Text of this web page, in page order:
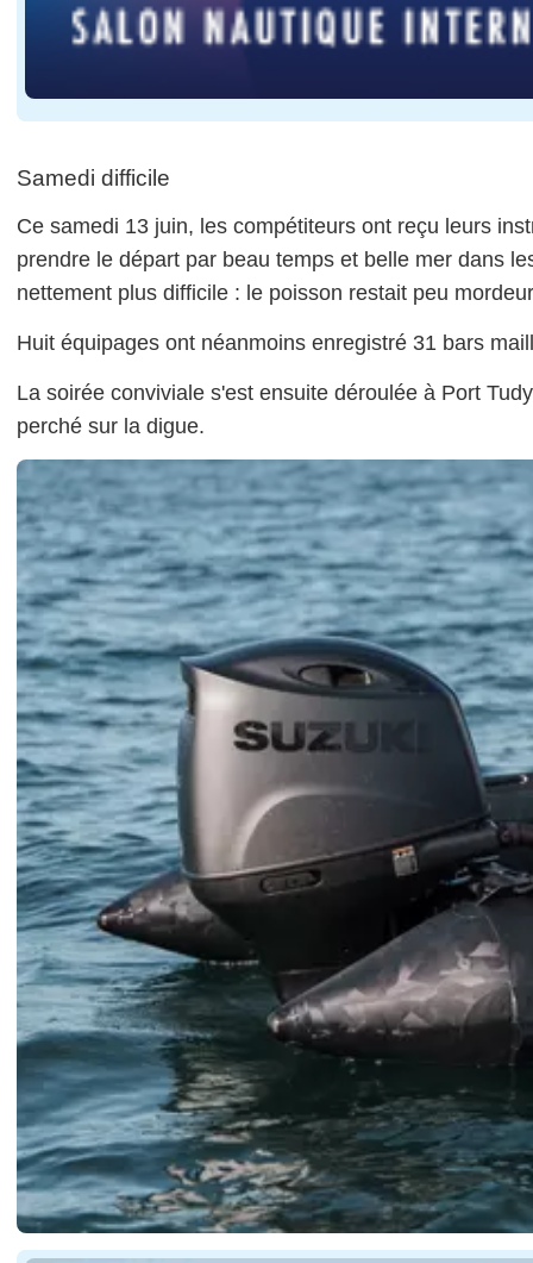
Samedi difficile
Ce samedi 13 juin, les compétiteurs ont reçu leurs
prendre le départ par beau temps et belle mer dans
nettement plus difficile : le poisson restait peu
Huit équipages ont néanmoins enregistré 31 bars
La soirée conviviale s'est ensuite déroulée à Port
perché sur la digue.